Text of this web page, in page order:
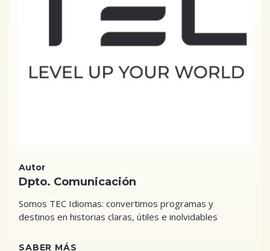
Autor
Dpto. Comunicación
Somos TEC Idiomas: convertimos programas y
destinos en historias claras, útiles e inolvidables
SABER MÁS